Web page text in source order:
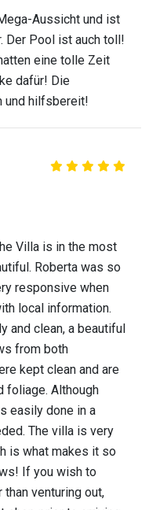
Aussicht und ist
Der Pool ist auch toll!
eine tolle Zeit
dafür! Die
und hilfsbereit!
Villa is in the most
Roberta was so
responsive when
local information.
and clean, a beautiful
from both
kept clean and are
foliage. Although
easily done in a
The villa is very
is what makes it so
If you wish to
venturing out,